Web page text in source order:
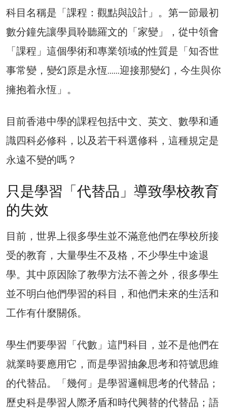
科目名稱是「課程：觀點與設計」。第一節最初
數分鐘先讓學員聆聽羅文的「家變」，從中領會
「課程」這個學術和專業領域的性質是「知否世
事常變，變幻原是永恆……迎接那變幻，今生與你
擁抱着永恆」。
目前香港中學的課程包括中文、英文、數學和通
識四科必修科，以及若干科選修科，這種規定是
永遠不變的嗎？
只是學習「代替品」導致學校教育
的失效
目前，世界上很多學生並不滿意他們在學校所接
受的教育，大量學生不及格，不少學生中途退
學。其中原因除了教學方法不善之外，很多學生
並不明白他們學習的科目，和他們未來的生活和
工作有什麼關係。
學生們要學習「代數」這門科目，並不是他們在
就業時要應用它，而是學習抽象思考和符號思維
的代替品。「幾何」是學習邏輯思考的代替品；
歷史科是學習人際矛盾和時代興替的代替品；語